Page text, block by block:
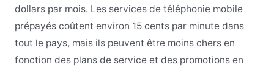
dollars par mois. Les services de téléphonie mobile
prépayés coûtent environ 15 cents par minute dans
tout le pays, mais ils peuvent être moins chers en
fonction des plans de service et des promotions en